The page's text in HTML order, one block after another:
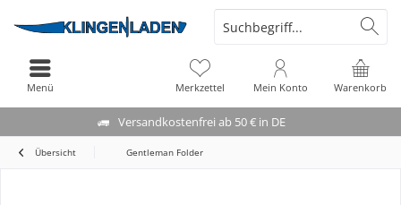
Versandkostenfrei ab 50 € in DE
Warenkorb
Merkzettel Mein Konto
Menü
Übersicht Gentleman Folder